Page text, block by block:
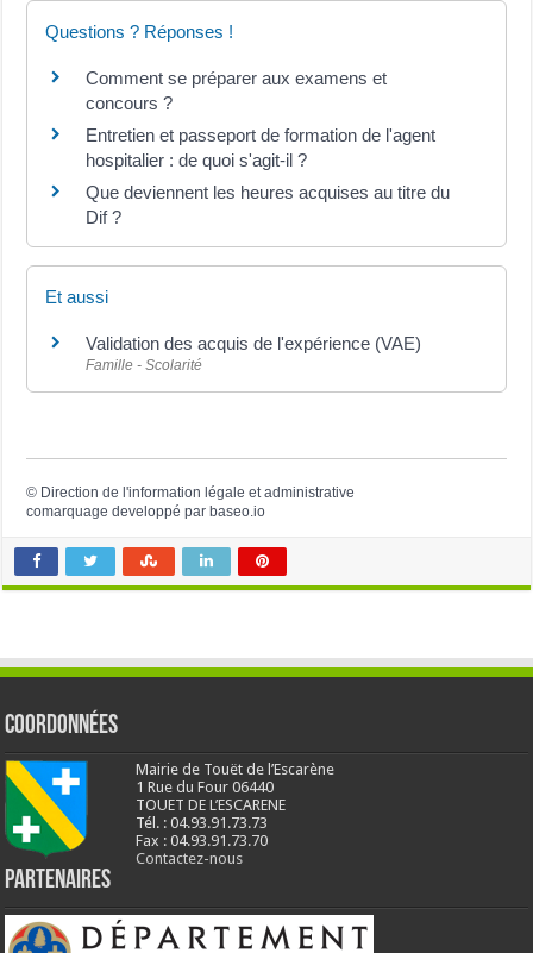
Questions ? Réponses !
Comment se préparer aux examens et
concours ?
Entretien et passeport de formation de l'agent
hospitalier : de quoi s'agit-il ?
Que deviennent les heures acquises au titre du
Dif ?
Et aussi
Validation des acquis de l'expérience (VAE)
Famille - Scolarité
© Direction de l'information légale et administrative
comarquage developpé par baseo.io
Coordonnées
Mairie de Touët de l’Escarène
1 Rue du Four 06440
TOUET DE L’ESCARENE
Tél. : 04.93.91.73.73
Fax : 04.93.91.73.70
Contactez-nous
Partenaires